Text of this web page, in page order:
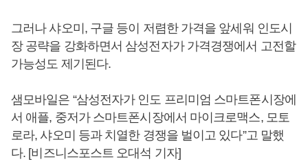
그러나 샤오미, 구글 등이 저렴한 가격을 앞세워 인도시
장 공략을 강화하면서 삼성전자가 가격경쟁에서 고전할
가능성도 제기된다.
샘모바일은 “삼성전자가 인도 프리미엄 스마트폰시장에
서 애플, 중저가 스마트폰시장에서 마이크로맥스, 모토
로라, 샤오미 등과 치열한 경쟁을 벌이고 있다”고 말했
다. [비즈니스포스트 오대석 기자]